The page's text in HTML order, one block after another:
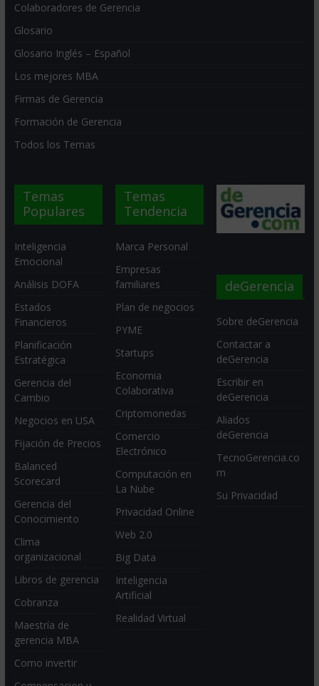
Colaboradores de Gerencia
Glosario
Glosario Inglés – Español
Los mejores MBA
Firmas de Gerencia
Formación de Gerencia
Todos los Temas
Temas
Populares
Inteligencia
Emocional
Análisis DOFA
Estados
Financieros
Planificación
Estratégica
Gerencia del
Cambio
Negocios en USA
Fijación de Precios
Balanced
Scorecard
Gerencia del
Conocimiento
Clima
organizacional
Libros de gerencia
Cobranza
Maestría de
gerencia MBA
Como invertir
Temas
Tendencia
Marca Personal
Empresas
familiares
Plan de negocios
PYME
Startups
Economia
Colaborativa
Criptomonedas
Comercio
Electrónico
Computación en
La Nube
Privacidad Online
Web 2.0
Big Data
Inteligencia
Artificial
Realidad Virtual
deGerencia
Sobre deGerencia
Contactar a
deGerencia
Escribir en
deGerencia
Aliados
deGerencia
TecnoGerencia.co
m
Su Privacidad